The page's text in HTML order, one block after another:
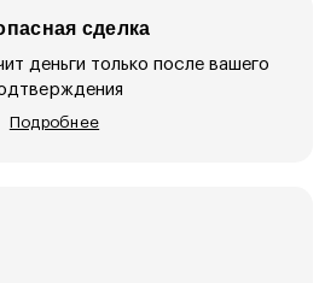
сделка
деньги только после вашего
Подробнее